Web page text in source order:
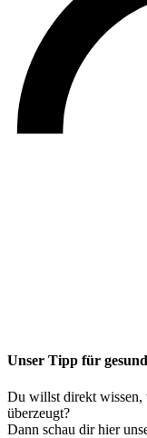
Unser Tipp für
Du willst direkt wissen,
überzeugt?
Dann schau dir hier